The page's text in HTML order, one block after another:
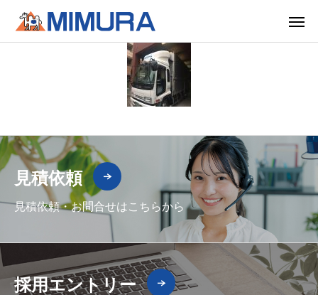
見積依頼
見積依頼・お問合せはこちらから
採用エントリー